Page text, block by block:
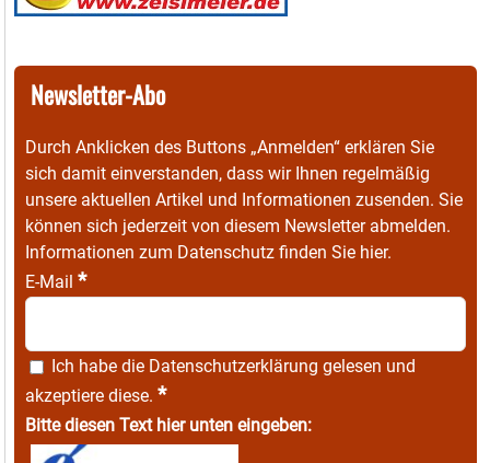
Newsletter-Abo
Durch Anklicken des Buttons „Anmelden“ erklären Sie
sich damit einverstanden, dass wir Ihnen regelmäßig
unsere aktuellen Artikel und Informationen zusenden. Sie
können sich jederzeit von diesem Newsletter abmelden.
Informationen zum Datenschutz finden Sie hier.
E-Mail *
Ich habe die Datenschutzerklärung gelesen und
akzeptiere diese. *
Bitte diesen Text hier unten eingeben: